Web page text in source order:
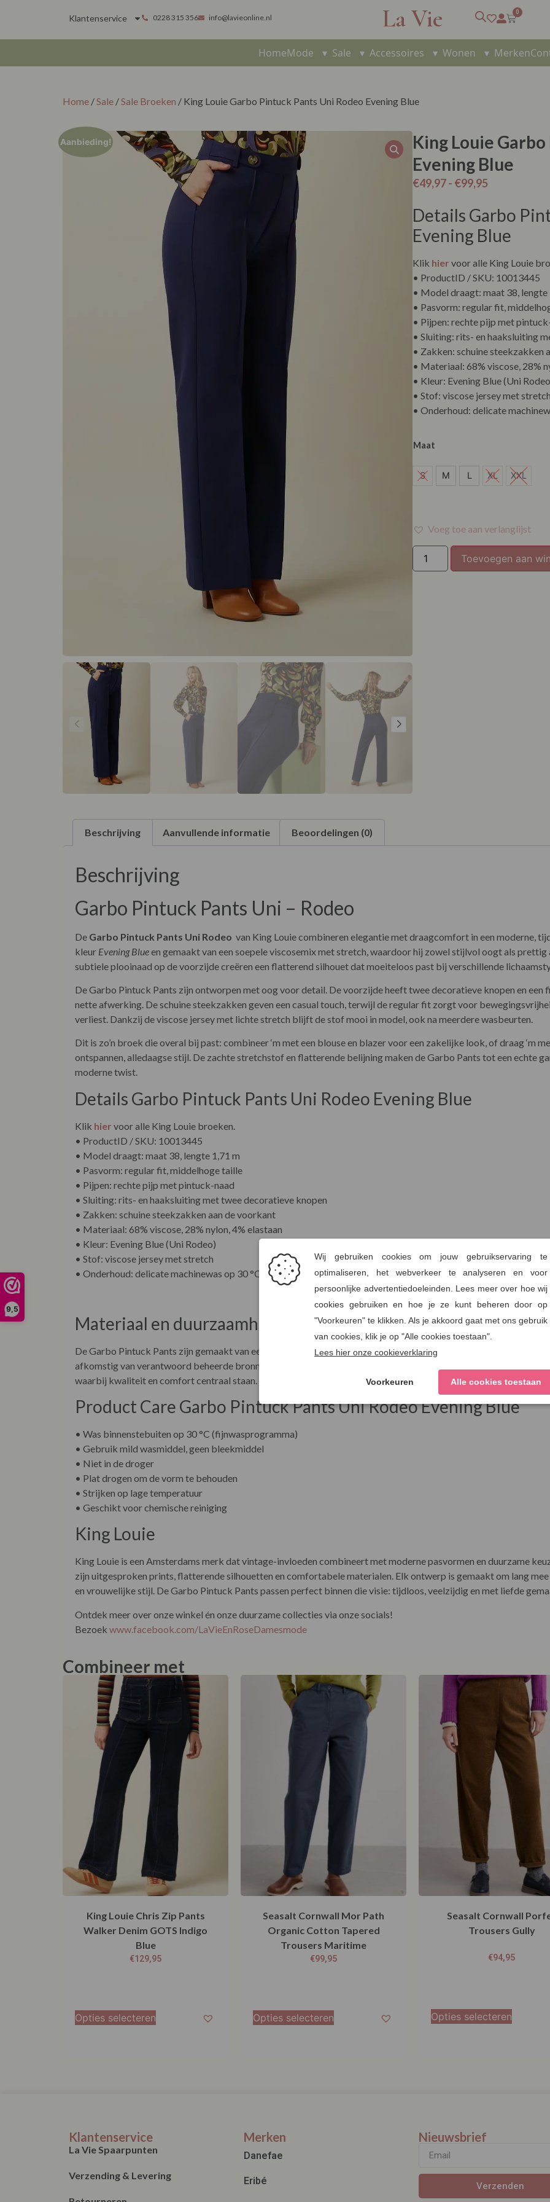
9,5
Klantenservice 0228 315 356 info@lavieonline.nl La Vie 0
HomeMode ▾ Sale ▾ Accessoires ▾ Wonen ▾ Merken
Home /Sale /Sale Broeken / King Louie Garbo Pintuck Pants Uni Rodeo Evening Blue
Aanbieding!
King Louie
Evening Blue
€49,97- €99,95
Details Garbo
Evening Blue
Klik hier voor alle King Louie
• ProductID / SKU: 10013445
• Model draagt: maat 38, lengte
• Pasvorm: regular fit,
• Pijpen: rechte pijp met
• Sluiting: rits- en haaksluiting
• Zakken: schuine steekzakken
• Materiaal: 68% viscose, 28%
• Kleur: Evening Blue (Uni
• Stof: viscose jersey met stretch
• Onderhoud: delicate
Maat
S
XXL
S M L XL XXL
Voeg toe aan verlanglijst
Toevoegen aan
Beschrijving Aanvullende informatie Beoordelingen (0)
Beschrijving
Garbo Pintuck Pants Uni – Rodeo
De Garbo Pintuck Pants Uni Rodeo van King Louie combineren elegantie met draagcomfort in een moderne,
kleur Evening Blueen gemaakt van een soepele viscosemix met stretch, waardoor hij zowel stijlvol oogt als
subtiele plooinaad op de voorzijde creëren een flatterend silhouet dat moeiteloos past bij verschillende
De Garbo Pintuck Pants zijn ontworpen met oog voor detail. De voorzijde heeft twee decoratieve knopen en een
nette afwerking. De schuine steekzakken geven een casual touch, terwijl de regular fit zorgt voor
verliest. Dankzij de viscose jersey met lichte stretch blijft de stof mooi in model, ook na meerdere wasbeurten.
Dit is zo’n broek die overal bij past: combineer ‘m met een blouse en blazer voor een zakelijke look, of draag ‘m
ontspannen, alledaagse stijl. De zachte stretchstof en flatterende belijning maken de Garbo Pants tot een echte
moderne twist.
Details Garbo Pintuck Pants Uni Rodeo Evening Blue
Klik hier voor alle King Louie broeken.
• ProductID / SKU: 10013445
• Model draagt: maat 38, lengte 1,71 m
• Pasvorm: regular fit, middelhoge taille
• Pijpen: rechte pijp met pintuck-naad
• Sluiting: rits- en haaksluiting met twee decoratieve knopen
• Zakken: schuine steekzakken aan de voorkant
• Materiaal: 68% viscose, 28% nylon, 4% elastaan
• Kleur: Evening Blue (Uni Rodeo)
• Stof: viscose jersey met stretch
• Onderhoud: delicate machinewas op 30 °C
Materiaal en duurzaamheid
De Garbo Pintuck Pants zijn gemaakt van een soepele viscosemix met stretch, voor een comfortabele pasvorm
afkomstig van verantwoord beheerde bronnen, wat de milieu-impact verlaagt. King Louie kiest steeds vaker voor
waarbij kwaliteit en comfort centraal staan. Zo kies je met deze broek niet alleen voor stijl, maar ook voor bewust
Product Care Garbo Pintuck Pants Uni Rodeo Evening Blue
• Was binnenstebuiten op 30 °C (fijnwasprogramma)
• Gebruik mild wasmiddel, geen bleekmiddel
• Niet in de droger
• Plat drogen om de vorm te behouden
• Strijken op lage temperatuur
• Geschikt voor chemische reiniging
King Louie
King Louie is een Amsterdams merk dat vintage-invloeden combineert met moderne pasvormen en duurzame
zijn uitgesproken prints, flatterende silhouetten en comfortabele materialen. Elk ontwerp is gemaakt om lang
en vrouwelijke stijl. De Garbo Pintuck Pants passen perfect binnen die visie: tijdloos, veelzijdig en met liefde
Ontdek meer over onze winkel én onze duurzame collecties via onze socials!
Bezoek www.facebook.com/LaVieEnRoseDamesmode
Combineer met
King Louie Chris Zip Pants
Walker Denim GOTS Indigo
Blue
€129,95
Opties selecteren
Seasalt Cornwall Mor Path
Organic Cotton Tapered
Trousers Maritime
€99,95
Opties selecteren
Seasalt Cornwall
Trousers Gully
€94,95
Opties selecteren
Klantenservice
La Vie Spaarpunten
Verzending & Levering
Merken
Danefae
Eribé
Nieuwsbrief
Verzenden